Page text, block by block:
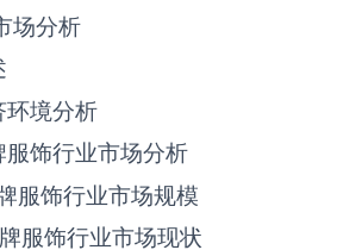
场分析
环境分析
饰行业市场分析
服饰行业市场规模
服饰行业市场现状